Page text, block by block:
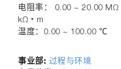
电阻率： 0.00 ~ 20.00
kΩ・m
温度：0.00 ~ 100.00 ℃
事业部: 过程与环境